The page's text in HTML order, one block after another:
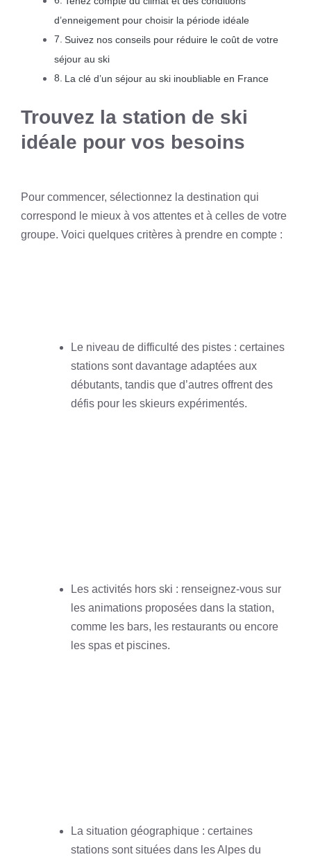
d’enneigement pour choisir la période idéale
Suivez nos conseils pour réduire le coût de votre
séjour au ski
La clé d’un séjour au ski inoubliable en France
Trouvez la station de ski
idéale pour vos besoins
Pour commencer, sélectionnez la destination qui
correspond le mieux à vos attentes et à celles de votre
groupe. Voici quelques critères à prendre en compte :
Le niveau de difficulté des pistes : certaines
stations sont davantage adaptées aux
débutants, tandis que d’autres offrent des
défis pour les skieurs expérimentés.
Les activités hors ski : renseignez-vous sur
les animations proposées dans la station,
comme les bars, les restaurants ou encore
les spas et piscines.
La situation géographique : certaines
stations sont situées dans les Alpes du